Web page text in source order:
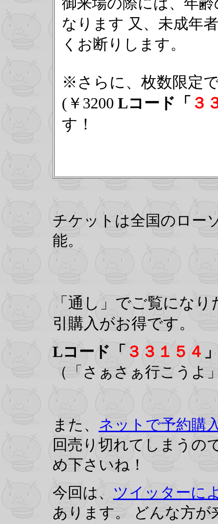
御来場の際には、年
なります 又、未成年
くお断りします。
※さらに、枚数限定
(￥3200 Lコード「 ３
す！
チケットは全国のロー
能。
「通し」でご覧にな
引購入がお得です。
Lコード「 ３３１５４
（「さぁさぁ行こう
また、 ネットで予約購
回売り切れてしまうの
め下さいね！
今回は、 ツイッターに
あります。 どんな方